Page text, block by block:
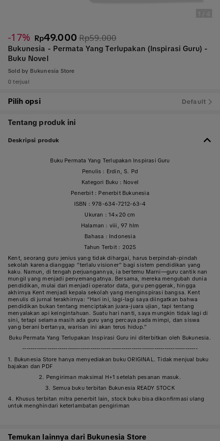
-17% Rp49.000 Rp59.000
Bukunesia - Permata Yang Terlupakan (Inspirasi Guru) -
Buku Novel
Sold by Bukunesia Store
0 terjual
Pilih opsi Default
Tentang produk ini
Deskripsi produk
Buku Permata Yang Terlupakan Inspirasi Guru
Penulis : Erdin, S. Pd
Kategori Buku : Novel
Penerbit : Penerbit Bukunesia
ISBN : 978-634-7212-63-4
Ukuran : 14×20 cm
Halaman : viii, 97 hlm
Bahasa : Indonesia
Tahun Terbit : 2025
Kent, seorang guru jenius yang tidak dihargai, harus berpindah-pindah
sekolah karena dianggap “terlalu visioner” bagi sistem pendidikan yang
kaku. Namun, di tengah perjuangannya, ia bertemu Marni—guru cantik nan
mungil yang menjadi penyemangatnya. Bersama, mereka mengubah dunia
pendidikan, mulai dari menjadi operator data, guru penggerak, hingga
akhirnya Kent menjadi kepala sekolah yang menginspirasi bangsa. Kent
menulis di jurnal terakhirnya: “Hari ini, lagi-lagi saya diingatkan bahwa
pendidikan bukan tentang menciptakan juara-juara ujian, tapi tentang
menyalakan api keingintahuan. Suatu hari nanti, saya mungkin tidak lagi di
sini, tetapi selama masih ada guru yang percaya pada mimpi, dan siswa
yang berani bertanya, warisan ini akan terus hidup.”
Buku Permata Yang Terlupakan Inspirasi Guru ini diterbitkan oleh Bukunesia.
-------------------------------------------------------------------------------------
1. Bukunesia Store hanya menyediakan buku ORIGINAL. Tidak menjual buku
bajakan dan PDF
2. Pengiriman maksimal H+1 setelah pesanan masuk.
3. Semua buku terbitan Bukunesia READY STOCK
4. Khusus terbitan mitra penerbit lain, stock buku bisa dikonfirmasi ulang
untuk menghindari keterlambatan pengiriman
Temukan lainnya dari Bukunesia Store